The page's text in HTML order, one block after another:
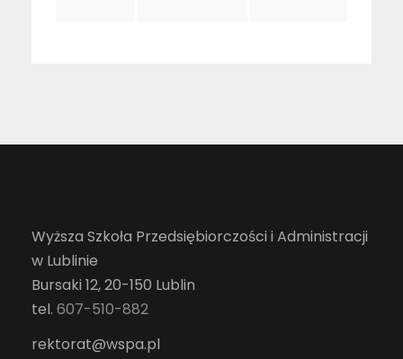
Wyższa Szkoła Przedsiębiorczości i Administracji
w Lublinie
Bursaki 12, 20-150 Lublin
tel. 607-510-882
rektorat@wspa.pl